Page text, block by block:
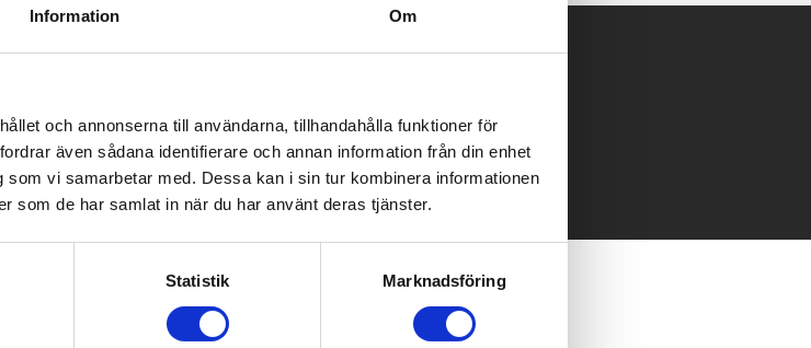
Information Om
och annonserna till användarna, tillhandahålla funktioner för
även sådana identifierare och annan information från din enhet
vi samarbetar med. Dessa kan i sin tur kombinera informationen
som de har samlat in när du har använt deras tjänster.
Statistik Marknadsföring
på mailen?
på produkt och pris över mailen.
utmärkt att bara ställa frågor!
KONTAKTA OSS